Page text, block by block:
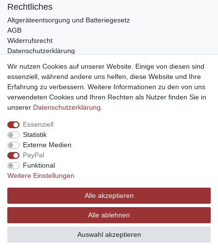
Rechtliches
Altgeräteentsorgung und Batteriegesetz
AGB
Widerrufsrecht
Datenschutzerklärung
Impressum
Service
Zahlungsarten
Lieferung und Abholung
Unternehmen
Über uns
Karriere
Kontakt
Wir nutzen Cookies auf unserer Website. Einige von diesen sind
essenziell, während andere uns helfen, diese Website und Ihre
Erfahrung zu verbessern. Weitere Informationen zu den von uns
verwendeten Cookies und Ihren Rechten als Nutzer finden Sie in
unserer Daten­schutz­erklärung
Essenziell
Statistik
Externe Medien
PayPal
Funktional
Weitere Einstellungen
Alle akzeptieren
Alle ablehnen
Auswahl akzeptieren